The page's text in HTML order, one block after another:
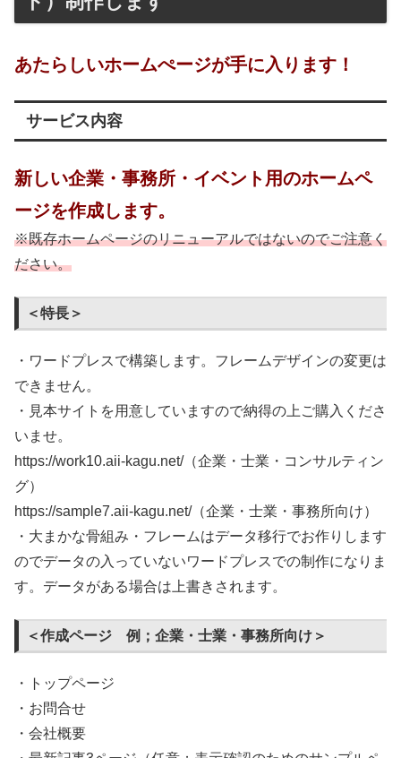
あたらしいホームぺージが手に入ります！
サービス内容
新しい企業・事務所・イベント用のホームペ
ージを作成します。
※既存ホームページのリニューアルではないのでご注意く
ださい。
＜特長＞
・ワードプレスで構築します。フレームデザインの変更は
できません。
・見本サイトを用意していますので納得の上ご購入くださ
いませ。
https://work10.aii-kagu.net/（企業・士業・コンサルティン
グ）
https://sample7.aii-kagu.net/（企業・士業・事務所向け）
・大まかな骨組み・フレームはデータ移行でお作りします
のでデータの入っていないワードプレスでの制作になりま
す。データがある場合は上書きされます。
＜作成ページ 例；企業・士業・事務所向け＞
・トップページ
・お問合せ
・会社概要